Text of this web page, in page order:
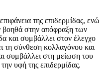
της επιδερμίδας, ενώ
βοηθά στην απόφραξη των
και συμβάλλει στον έλεγχο
τη σύνθεση κολλαγόνου και
συμβάλλει στη μείωση του
υφή της επιδερμίδας.